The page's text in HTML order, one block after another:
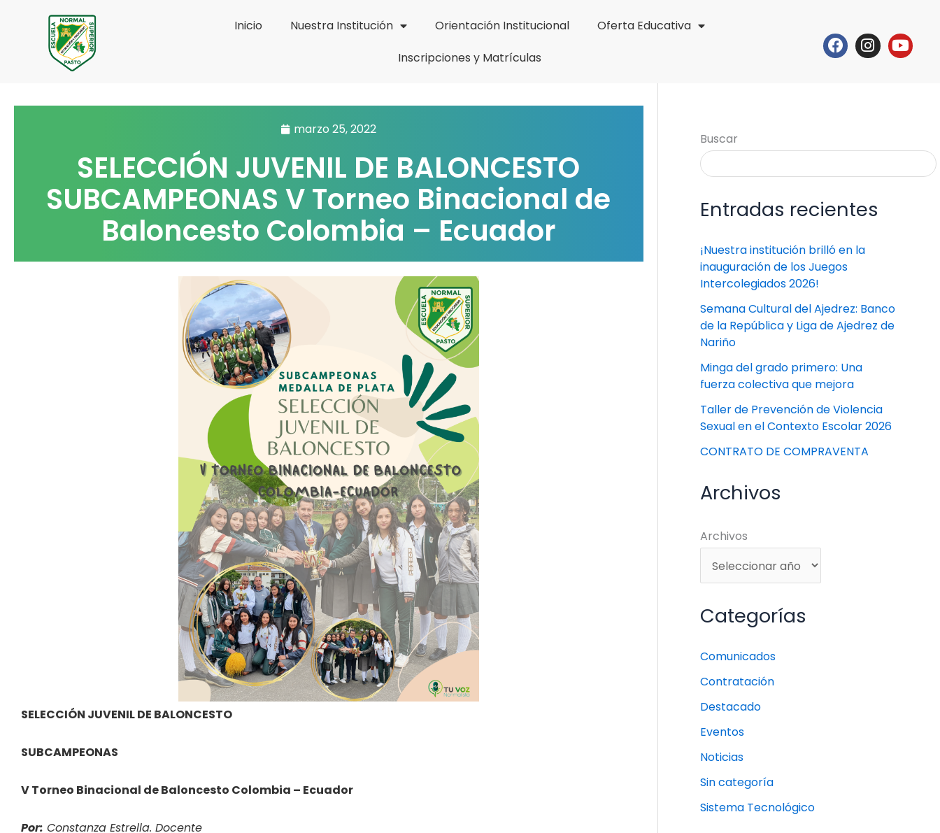
contenido
Inicio Nuestra Institución Orientación Institucional
Oferta Educativa
Inscripciones y Matrículas
Facebook
marzo 25, 2022
SELECCIÓN JUVENIL DE BALONCESTO
SUBCAMPEONAS V Torneo Binacional de
Baloncesto Colombia – Ecuador
SELECCIÓN JUVENIL DE BALONCESTO
SUBCAMPEONAS
V Torneo Binacional de Baloncesto Colombia – Ecuador
Por: Constanza Estrella. Docente
Buscar
Entradas recientes
¡Nuestra institución brilló en la
inauguración de los Juegos
Intercolegiados 2026!
Semana Cultural del Ajedrez: Banco
de la República y Liga de Ajedrez de
Nariño
Minga del grado primero: Una
fuerza colectiva que mejora
Taller de Prevención de Violencia
Sexual en el Contexto Escolar 2026
CONTRATO DE COMPRAVENTA
Archivos
Archivos
Categorías
Comunicados
Contratación
Destacado
Eventos
Noticias
Sin categoría
Sistema Tecnológico